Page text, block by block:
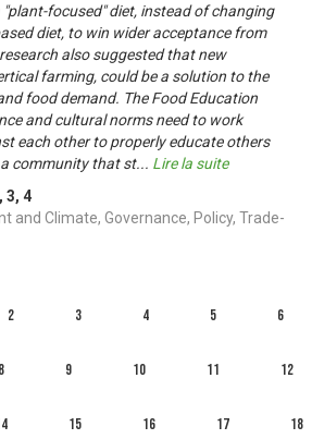
focused" diet, instead of changing
diet, to win wider acceptance from
also suggested that new
farming, could be a solution to the
food demand. The Food Education
and cultural norms need to work
each other to properly educate others
community that st... Lire la suite
, 3, 4
and Climate, Governance, Policy, Trade-
2 3 4 5 6
8 9 10 11 12
15 16 17 18